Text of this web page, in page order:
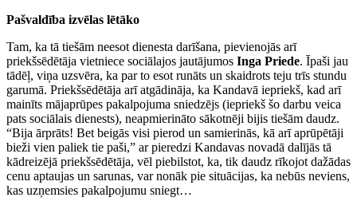
Pašvaldība izvēlas lētāko
Tam, ka tā tiešām neesot dienesta darīšana, pievienojās arī
priekšsēdētāja vietniece sociālajos jautājumos Inga Priede. Īpaši jau
tādēļ, viņa uzsvēra, ka par to esot runāts un skaidrots teju trīs stundu
garumā. Priekšsēdētāja arī atgādināja, ka Kandavā iepriekš, kad arī
mainīts mājaprūpes pakalpojuma sniedzējs (iepriekš šo darbu veica
pats sociālais dienests), neapmierināto sākotnēji bijis tiešām daudz.
“Bija ārprāts! Bet beigās visi pierod un samierinās, kā arī aprūpētāji
bieži vien paliek tie paši,” ar pieredzi Kandavas novadā dalījās tā
kādreizējā priekšsēdētāja, vēl piebilstot, ka, tik daudz rīkojot dažādas
cenu aptaujas un sarunas, var nonāk pie situācijas, ka nebūs neviens,
kas uzņemsies pakalpojumu sniegt…